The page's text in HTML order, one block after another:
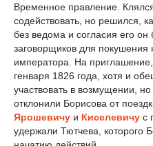
Временное правление.
содействовать, но решился,
без ведома и согласия его
заговорщиков для покушения
императора. На
генваря 1826 года, хотя и
участвовать в возмущении,
отклонили Борисова от
Ярошевичу и Киселевичу с
удержали Тютчева, которого